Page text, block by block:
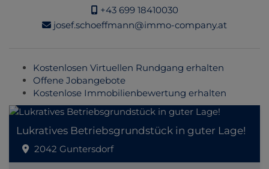
+43 699 18410030
josef.schoeffmann@immo-company.at
Kostenlosen Virtuellen Rundgang erhalten
Offene Jobangebote
Kostenlose Immobilienbewertung erhalten
Lukratives Betriebsgrundstück in guter Lage!
2042 Guntersdorf